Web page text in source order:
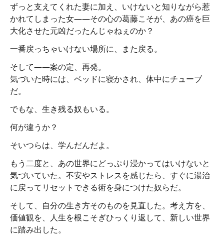
ずっと支えてくれた妻に加え、いけないと知りながら惹
かれてしまった女――その心の葛藤こそが、あの癌を巨
大化させた元凶だったんじゃねぇのか？
一番戻っちゃいけない場所に、また戻る。
そして――案の定、再発。
気づいた時には、ベッドに寝かされ、体中にチューブ
だ。
でもな、生き残る奴もいる。
何が違うか？
そいつらは、学んだんだよ。
もう二度と、あの世界にどっぷり浸かってはいけないと
気づいていた。不安やストレスを感じたら、すぐに湯治
に戻ってリセットできる術を身につけた奴らだ。
そして、自分の生き方そのものを見直した。考え方を、
価値観を、人生を根こそぎひっくり返して、新しい世界
に踏み出した。